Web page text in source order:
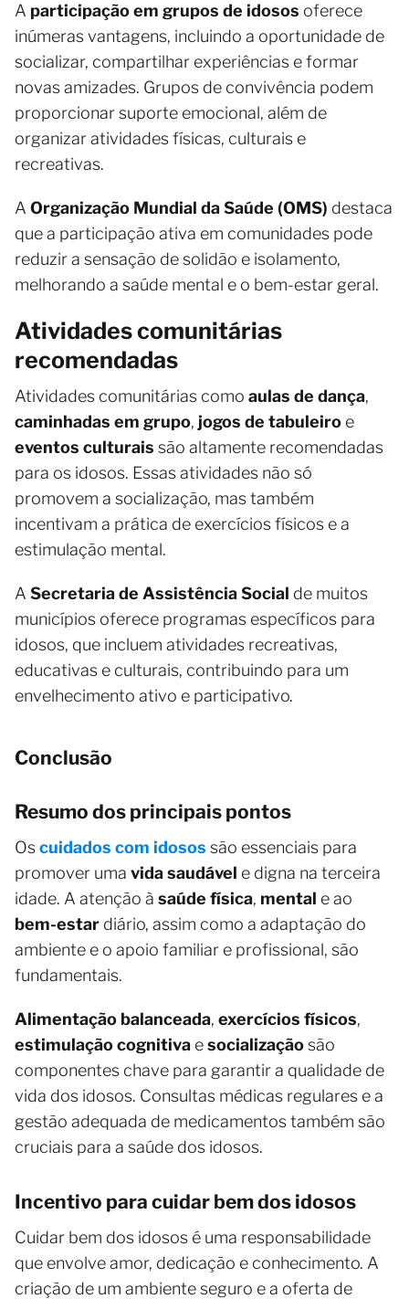
A participação em grupos de idosos oferece
inúmeras vantagens, incluindo a oportunidade de
socializar, compartilhar experiências e formar
novas amizades. Grupos de convivência podem
proporcionar suporte emocional, além de
organizar atividades físicas, culturais e
recreativas.
A Organização Mundial da Saúde (OMS) destaca
que a participação ativa em comunidades pode
reduzir a sensação de solidão e isolamento,
melhorando a saúde mental e o bem-estar geral.
Atividades comunitárias
recomendadas
Atividades comunitárias como aulas de dança,
caminhadas em grupo, jogos de tabuleiro e
eventos culturais são altamente recomendadas
para os idosos. Essas atividades não só
promovem a socialização, mas também
incentivam a prática de exercícios físicos e a
estimulação mental.
A Secretaria de Assistência Social de muitos
municípios oferece programas específicos para
idosos, que incluem atividades recreativas,
educativas e culturais, contribuindo para um
envelhecimento ativo e participativo.
Conclusão
Resumo dos principais pontos
Oscuidados com idosos são essenciais para
promover uma vida saudável e digna na terceira
idade. A atenção à saúde física, mental e ao
bem-estar diário, assim como a adaptação do
ambiente e o apoio familiar e profissional, são
fundamentais.
Alimentação balanceada, exercícios físicos,
estimulação cognitiva esocializaçãosão
componentes chave para garantir a qualidade de
vida dos idosos. Consultas médicas regulares e a
gestão adequada de medicamentos também são
cruciais para a saúde dos idosos.
Incentivo para cuidar bem dos idosos
Cuidar bem dos idosos é uma responsabilidade
que envolve amor, dedicação e conhecimento. A
criação de um ambiente seguro e a oferta de